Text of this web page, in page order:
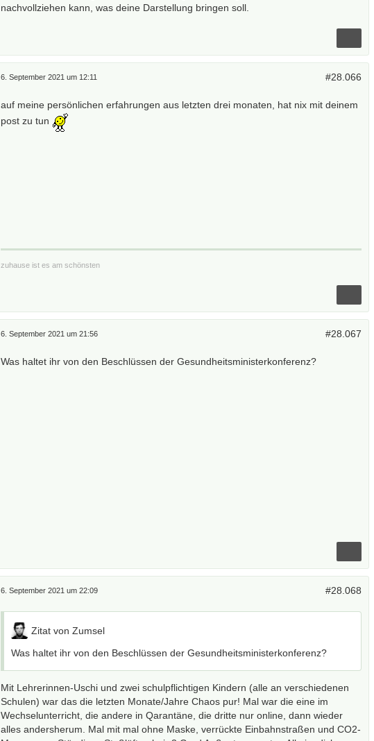
nachvollziehen kann, was deine Darstellung bringen soll.
6. September 2021 um 12:11 #28.066
auf meine persönlichen erfahrungen aus letzten drei monaten, hat nix mit deinem
post zu tun
zuhause ist es am schönsten
6. September 2021 um 21:56 #28.067
Was haltet ihr von den Beschlüssen der Gesundheitsministerkonferenz?
6. September 2021 um 22:09 #28.068
Zitat von Zumsel
Was haltet ihr von den Beschlüssen der Gesundheitsministerkonferenz?
Mit Lehrerinnen-Uschi und zwei schulpflichtigen Kindern (alle an verschiedenen
Schulen) war das die letzten Monate/Jahre Chaos pur! Mal war die eine im
Wechselunterricht, die andere in Qarantäne, die dritte nur online, dann wieder
alles andersherum. Mal mit mal ohne Maske, verrückte Einbahnstraßen und CO2-